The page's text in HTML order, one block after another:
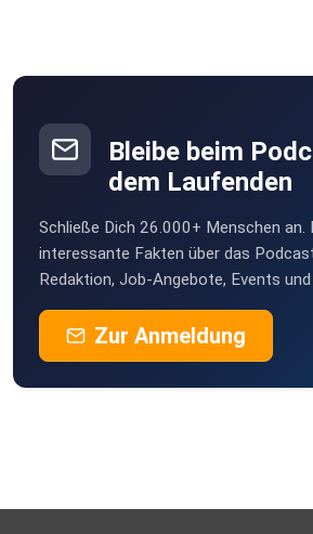
Bleibe beim
dem Laufenden
Schließe Dich 26.000+ Menschen an.
interessante Fakten über das
Redaktion, Job-Angebote, Events und
Zur Anmeldung